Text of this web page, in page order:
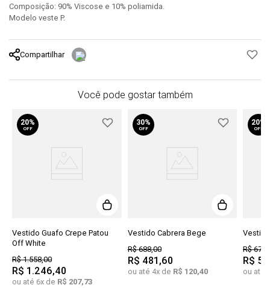
Composição: 90% Viscose e 10% poliamida.
Modelo veste P.
Compartilhar
Você pode gostar também
20%
OFF
Vestido Guafo Crepe Patou
Off White
R$1.558,00
R$ 1 .246,40
ou até 6x de R$ 207,73
30%
OFF
Vestido Cabrera Bege
R$688,00
R$ 481 ,60
ou até 4x de R$ 120,40
20%
OFF
R$678
R$
ou até